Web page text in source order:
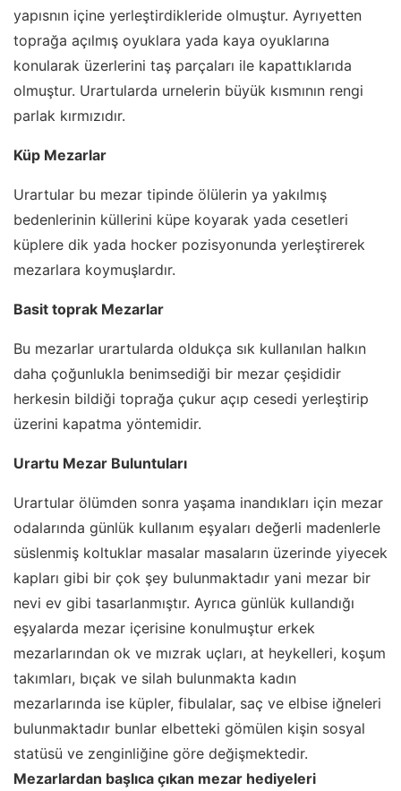
yapısnın içine yerleştirdikleride olmuştur. Ayrıyetten
toprağa açılmış oyuklara yada kaya oyuklarına
konularak üzerlerini taş parçaları ile kapattıklarıda
olmuştur. Urartularda urnelerin büyük kısmının rengi
parlak kırmızıdır.
Küp Mezarlar
Urartular bu mezar tipinde ölülerin ya yakılmış
bedenlerinin küllerini küpe koyarak yada cesetleri
küplere dik yada hocker pozisyonunda yerleştirerek
mezarlara koymuşlardır.
Basit toprak Mezarlar
Bu mezarlar urartularda oldukça sık kullanılan halkın
daha çoğunlukla benimsediği bir mezar çeşididir
herkesin bildiği toprağa çukur açıp cesedi yerleştirip
üzerini kapatma yöntemidir.
Urartu Mezar Buluntuları
Urartular ölümden sonra yaşama inandıkları için mezar
odalarında günlük kullanım eşyaları değerli madenlerle
süslenmiş koltuklar masalar masaların üzerinde yiyecek
kapları gibi bir çok şey bulunmaktadır yani mezar bir
nevi ev gibi tasarlanmıştır. Ayrıca günlük kullandığı
eşyalarda mezar içerisine konulmuştur erkek
mezarlarından ok ve mızrak uçları, at heykelleri, koşum
takımları, bıçak ve silah bulunmakta kadın
mezarlarında ise küpler, fibulalar, saç ve elbise iğneleri
bulunmaktadır bunlar elbetteki gömülen kişin sosyal
statüsü ve zenginliğine göre değişmektedir.
Mezarlardan başlıca çıkan mezar hediyeleri